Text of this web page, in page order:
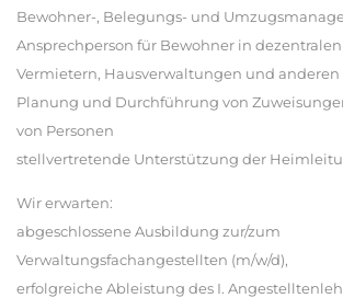
Bewohner-, Belegungs- und
Ansprechperson für Bewohner in
Vermietern, Hausverwaltungen und anderen
Planung und Durchführung von
von Personen
stellvertretende Unterstützung der
Wir erwarten:
abgeschlossene Ausbildung zur/zum
Verwaltungsfachangestellten (m/w/d),
erfolgreiche Ableistung des I.